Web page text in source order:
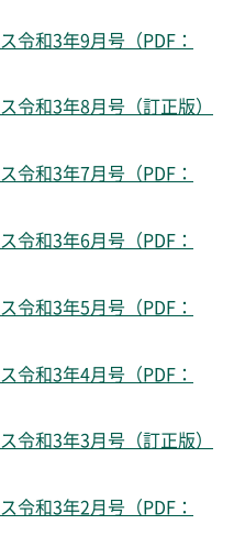
令和3年9月号（PDF：
令和3年8月号（訂正版）
令和3年7月号（PDF：
令和3年6月号（PDF：
令和3年5月号（PDF：
令和3年4月号（PDF：
令和3年3月号（訂正版）
令和3年2月号（PDF：